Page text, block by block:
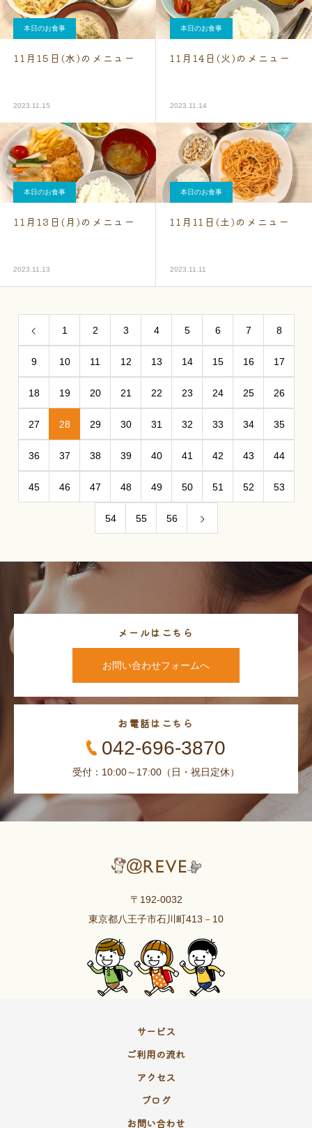
本日のお食事
11月15日(水)のメニュー
2023.11.15
本日のお食事
11月14日(火)のメニュー
2023.11.14
本日のお食事
11月13日(月)のメニュー
2023.11.13
本日のお食事
11月11日(土)のメニュー
2023.11.11
1 2 3 4 5 6 7 8
9 10 11 12 13 14 15 16 17
18 19 20 21 22 23 24 25 26
27 28 29 30 31 32 33 34 35
36 37 38 39 40 41 42 43 44
45 46 47 48 49 50 51 52 53
54 55 56
メールはこちら
お問い合わせフォームへ
お電話はこちら
042-696-3870
受付：10:00～17:00（日・祝日定休）
〒192-0032
東京都八王子市石川町413－10
サービス
ご利用の流れ
アクセス
ブログ
お問い合わせ